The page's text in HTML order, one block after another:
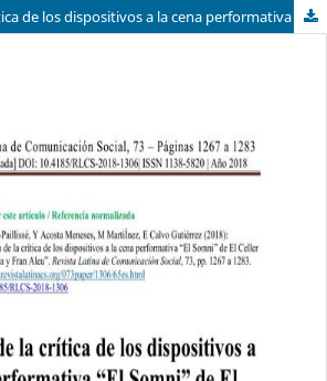
Aplicación de la crítica de los dispositivos a la cena performativa “El Somni” de El Celler de Can Roca y Fran Aleu